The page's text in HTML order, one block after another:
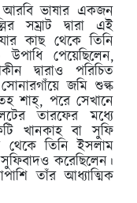
আরবি ভাষার একজন
সম্রাট দ্বারা এই
কাছ থেকে তিনি
উপাধি পেয়েছিলেন,
দ্বারাও পরিচিত
জমি শুল্ক
শাহ্, পরে সেখানে
তারফের মধ্যে
খানকাহ বা সুফি
থেকে তিনি ইসলাম
সুফিবাদও করেছিলেন।
তাঁর আধ্যাত্মিক